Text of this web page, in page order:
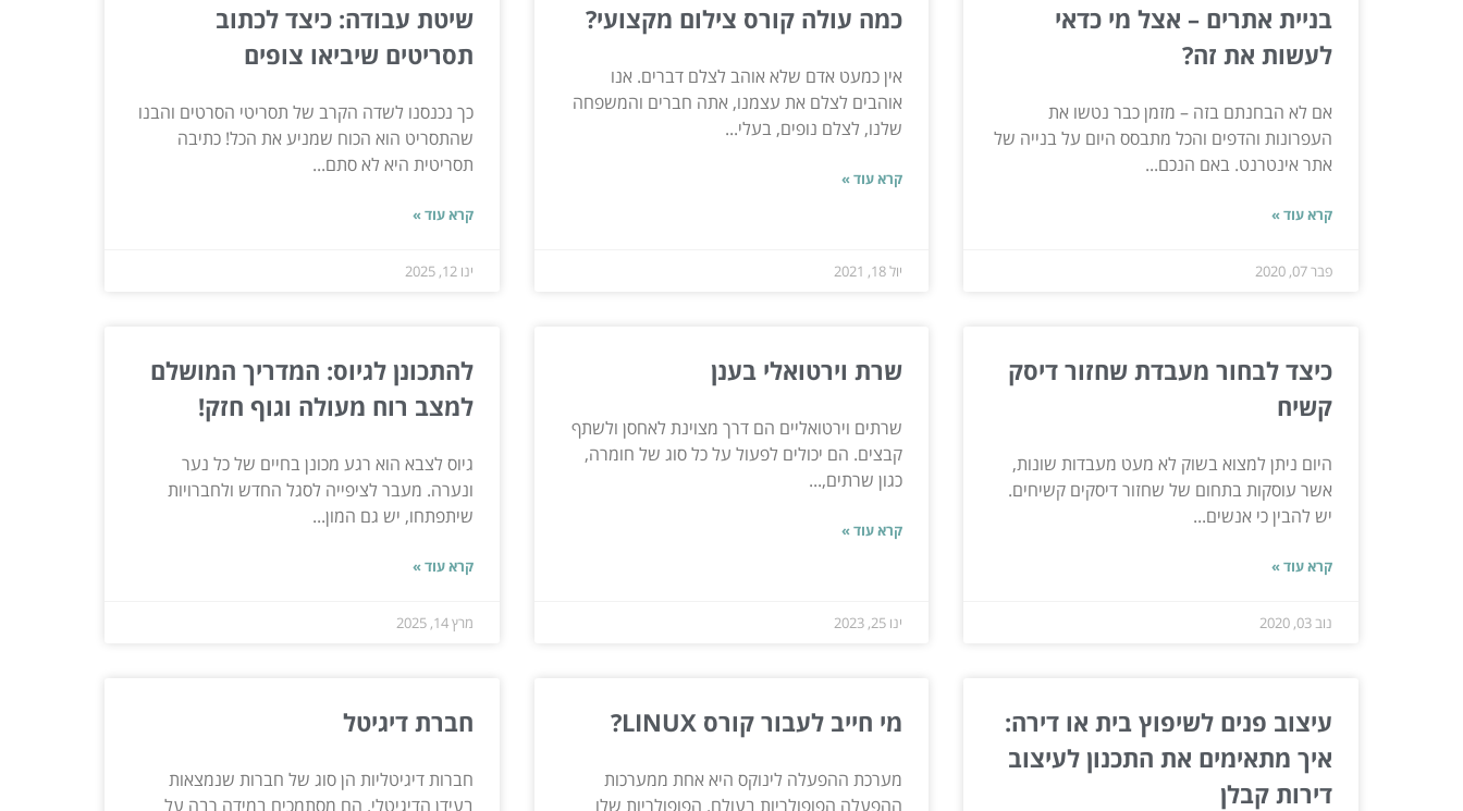
בניית אתרים – אצל מי כדאי
לעשות את זה?
אם לא הבחנתם בזה – מזמן כבר נטשו את
העפרונות והדפים והכל מתבסס היום על בנייה של
אתר אינטרנט. באם הנכם...
קרא עוד »
פבר 07, 2020
כמה עולה קורס צילום מקצועי?
אין כמעט אדם שלא אוהב לצלם דברים. אנו
אוהבים לצלם את עצמנו, אתה חברים והמשפחה
שלנו, לצלם נופים, בעלי...
קרא עוד »
יול 18, 2021
שיטת עבודה: כיצד לכתוב
תסריטים שיביאו צופים
כך נכנסנו לשדה הקרב של תסריטי הסרטים והבנו
שהתסריט הוא הכוח שמניע את הכל! כתיבה
תסריטית היא לא סתם...
קרא עוד »
ינו 12, 2025
כיצד לבחור מעבדת שחזור דיסק
קשיח
היום ניתן למצוא בשוק לא מעט מעבדות שונות,
אשר עוסקות בתחום של שחזור דיסקים קשיחים.
יש להבין כי אנשים...
קרא עוד »
נוב 03, 2020
שרת וירטואלי בענן
שרתים וירטואליים הם דרך מצוינת לאחסן ולשתף
קבצים. הם יכולים לפעול על כל סוג של חומרה,
כגון שרתים,...
קרא עוד »
ינו 25, 2023
להתכונן לגיוס: המדריך המושלם
למצב רוח מעולה וגוף חזק!
גיוס לצבא הוא רגע מכונן בחיים של כל נער
ונערה. מעבר לציפייה לסגל החדש ולחברויות
שיתפתחו, יש גם המון...
קרא עוד »
מרץ 14, 2025
עיצוב פנים לשיפוץ בית או דירה:
איך מתאימים את התכנון לעיצוב
דירות קבלן
מי חייב לעבור קורס LINUX?
מערכת ההפעלה לינוקס היא אחת ממערכות
ההפעלה הפופולריות בעולם. הפופולריות שלו
חברת דיגיטל
חברות דיגיטליות הן סוג של חברות שנמצאות
בעידן הדיגיטלי. הם מסתמכים במידה רבה על